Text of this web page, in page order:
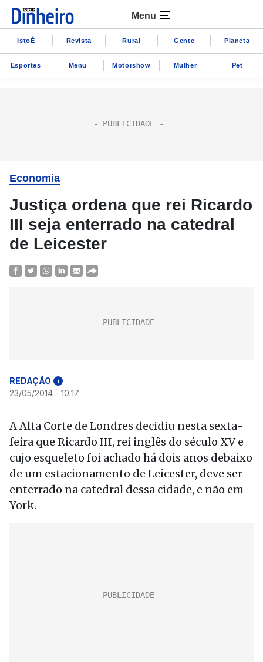
Menu
IstoÉ Revista Rural Gente Planeta
Esportes Menu Motorshow Mulher Pet
Economia
Justiça ordena que rei Ricardo
III seja enterrado na catedral
de Leicester
REDAÇÃO i
23/05/2014 - 10:17
A Alta Corte de Londres decidiu nesta sexta-
feira que Ricardo III, rei inglês do século XV e
cujo esqueleto foi achado há dois anos debaixo
de um estacionamento de Leicester, deve ser
enterrado na catedral dessa cidade, e não em
York.